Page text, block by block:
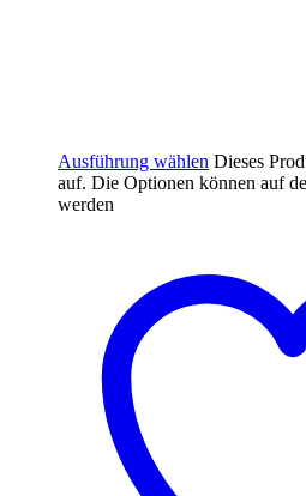
Ausführung wählen Dieses
auf. Die Optionen können auf
werden